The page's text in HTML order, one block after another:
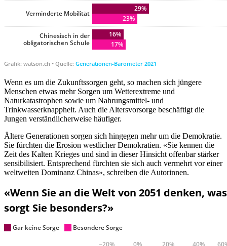
Wenn es um die Zukunftssorgen geht, so machen sich jüngere
Menschen etwas mehr Sorgen um Wetterextreme und
Naturkatastrophen sowie um Nahrungsmittel- und
Trinkwasserknappheit. Auch die Altersvorsorge beschäftigt die
Jungen verständlicherweise häufiger.
Ältere Generationen sorgen sich hingegen mehr um die Demokratie.
Sie fürchten die Erosion westlicher Demokratien. «Sie kennen die
Zeit des Kalten Krieges und sind in dieser Hinsicht offenbar stärker
sensibilisiert. Entsprechend fürchten sie sich auch vermehrt vor einer
weltweiten Dominanz Chinas», schreiben die Autorinnen.